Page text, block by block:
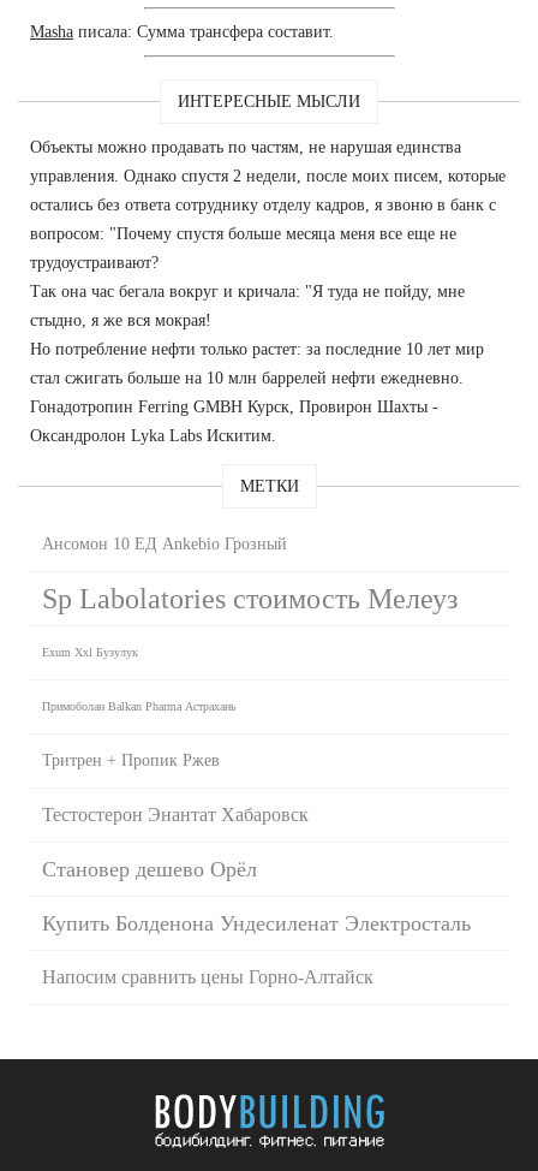
Masha писала: Сумма трансфера составит.
ИНТЕРЕСНЫЕ МЫСЛИ
Объекты можно продавать по частям, не нарушая единства
управления. Однако спустя 2 недели, после моих писем, которые
остались без ответа сотруднику отделу кадров, я звоню в банк с
вопросом: "Почему спустя больше месяца меня все еще не
трудоустраивают?
Так она час бегала вокруг и кричала: "Я туда не пойду, мне
стыдно, я же вся мокрая!
Но потребление нефти только растет: за последние 10 лет мир
стал сжигать больше на 10 млн баррелей нефти ежедневно.
Гонадотропин Ferring GMBH Курск, Провирон Шахты -
Оксандролон Lyka Labs Искитим.
МЕТКИ
Ансомон 10 ЕД Ankebio Грозный
Sp Labolatories стоимость Мелеуз
Exum Xxl Бузулук
Примоболан Balkan Pharma Астрахань
Тритрен + Пропик Ржев
Тестостерон Энантат Хабаровск
Становер дешево Орёл
Купить Болденона Ундесиленат Электросталь
Напосим сравнить цены Горно-Алтайск